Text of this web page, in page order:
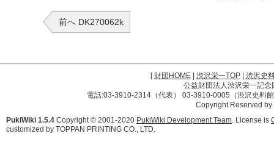
前へ DK270062k
[財団HOME| 渋沢栄一TOP| 渋沢史
公益財団法人渋沢栄一記
電話:03-3910-2314（代表） 03-3910-0005（渋沢史料
Copyright Reserved
PukiWiki 1.5.4 Copyright © 2001-2020 PukiWiki Development Team. License is
customized by TOPPAN PRINTING CO., LTD.